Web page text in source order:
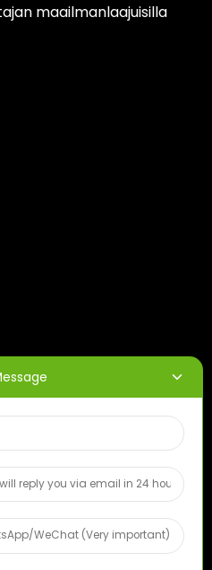
maailmanlaajuisilla